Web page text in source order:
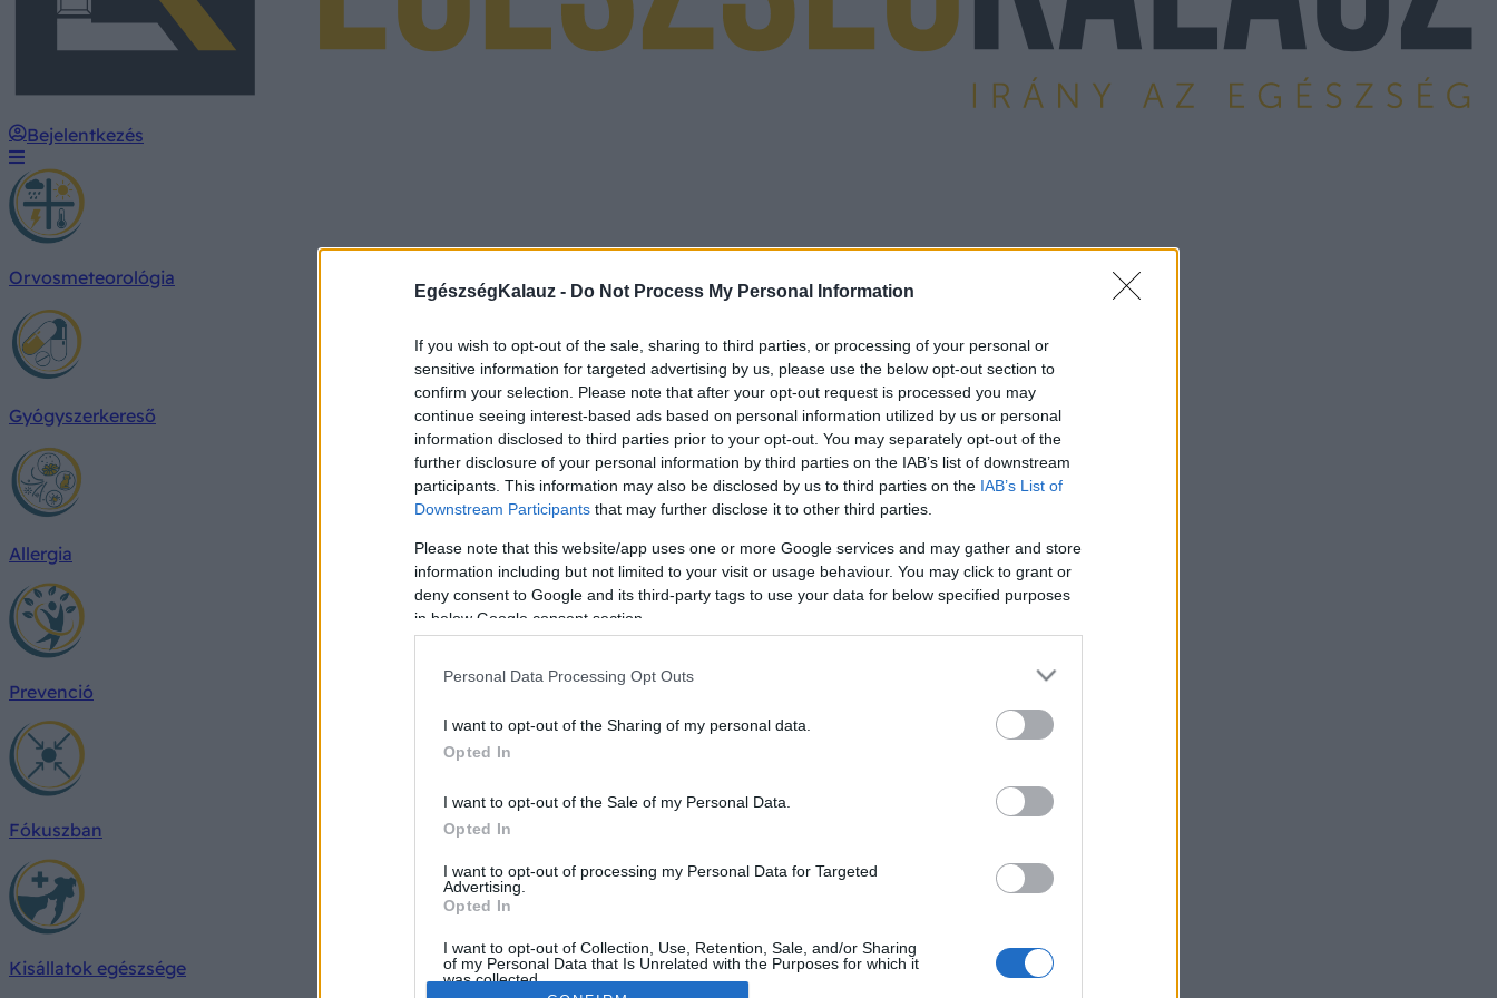
EgészségKalauz - Do Not Process My Personal Information
If you wish to opt-out of the sale, sharing to third parties, or processing of your personal or
sensitive information for targeted advertising by us, please use the below opt-out section to
confirm your selection. Please note that after your opt-out request is processed you may
continue seeing interest-based ads based on personal information utilized by us or personal
information disclosed to third parties prior to your opt-out. You may separately opt-out of the
further disclosure of your personal information by third parties on the IAB’s list of downstream
participants. This information may also be disclosed by us to third parties on the IAB’s List of
Downstream Participants that may further disclose it to other third parties.
Please note that this website/app uses one or more Google services and may gather and store
information including but not limited to your visit or usage behaviour. You may click to grant or
deny consent to Google and its third-party tags to use your data for below specified purposes
in below Google consent section.
Personal Data Processing Opt Outs
I want to opt-out of the Sharing of my personal data.
Opted In
I want to opt-out of the Sale of my Personal Data.
Opted In
I want to opt-out of processing my Personal Data for Targeted
Advertising.
Opted In
I want to opt-out of Collection, Use, Retention, Sale, and/or Sharing
of my Personal Data that Is Unrelated with the Purposes for which it
was collected.
Bejelentkezés
Orvosmeteorológia
Gyógyszerkereső
Allergia
Prevenció
Fókuszban
Kisállatok egészsége